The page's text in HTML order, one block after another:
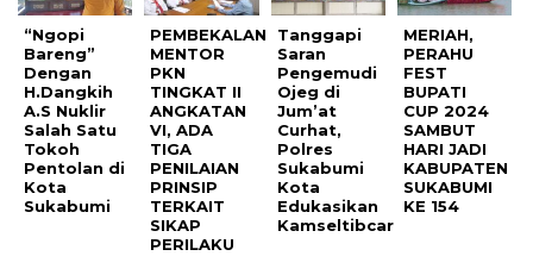
“Ngopi
Bareng”
Dengan
H.Dangkih
A.S Nuklir
Salah Satu
Tokoh
Pentolan di
Kota
Sukabumi
PEMBEKALAN
MENTOR
PKN
TINGKAT II
ANGKATAN
VI, ADA
TIGA
PENILAIAN
PRINSIP
TERKAIT
SIKAP
PERILAKU
Tanggapi
Saran
Pengemudi
Ojeg di
Jum’at
Curhat,
Polres
Sukabumi
Kota
Edukasikan
Kamseltibcar
MERIAH,
PERAHU
FEST
BUPATI
CUP 2024
SAMBUT
HARI JADI
KABUPATEN
SUKABUMI
KE 154